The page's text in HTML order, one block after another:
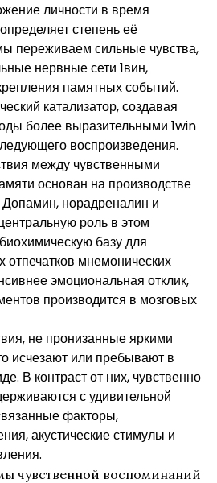
личности в время
степень её
переживаем сильные чувства,
нервные сети 1вин,
памятных событий.
катализатор, создавая
более выразительными 1win
воспроизведения.
между чувственными
основан на производстве
норадреналин и
роль в этом
базу для
отпечатков мнемонических
эмоциональная отклик,
производится в мозговых
не пронизанные яркими
исчезают или пребывают в
В контраст от них, чувственно
с удивительной
факторы,
акустические стимулы и
чувственной воспоминаний